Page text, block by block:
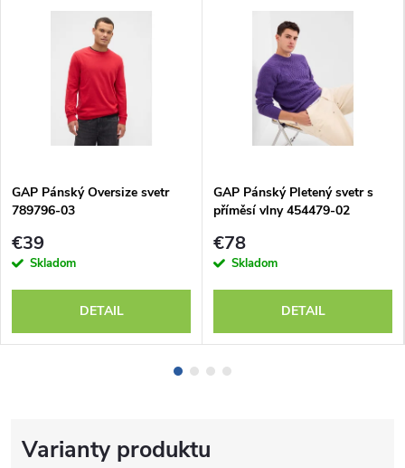
GAP Pánský Oversize svetr
789796-03
€39
Skladom
DETAIL
GAP Pánský Pletený svetr s
příměsí vlny 454479-02
€78
Skladom
DETAIL